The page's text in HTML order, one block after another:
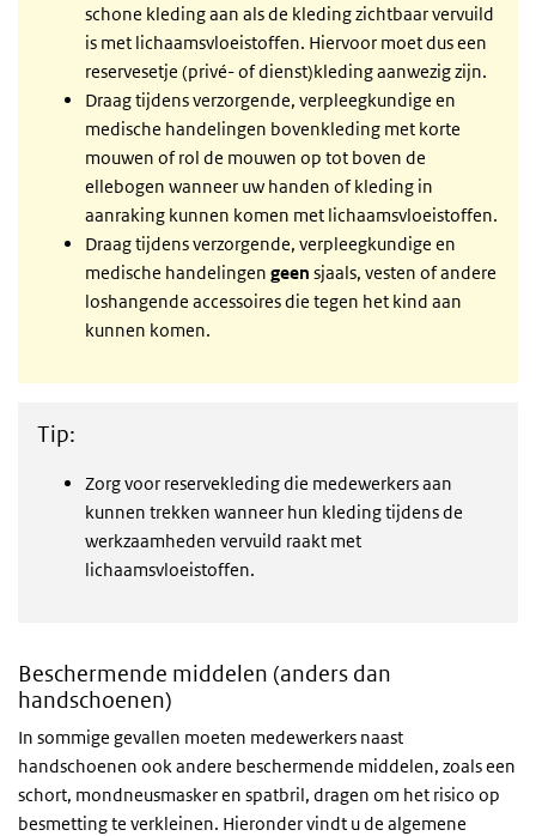
schone kleding aan als de kleding zichtbaar vervuild
is met lichaamsvloeistoffen. Hiervoor moet dus een
reservesetje (privé- of dienst)kleding aanwezig zijn.
Draag tijdens verzorgende, verpleegkundige en
medische handelingen bovenkleding met korte
mouwen of rol de mouwen op tot boven de
ellebogen wanneer uw handen of kleding in
aanraking kunnen komen met lichaamsvloeistoffen.
Draag tijdens verzorgende, verpleegkundige en
medische handelingen geen sjaals, vesten of andere
loshangende accessoires die tegen het kind aan
kunnen komen.
Tip:
Zorg voor reservekleding die medewerkers aan
kunnen trekken wanneer hun kleding tijdens de
werkzaamheden vervuild raakt met
lichaamsvloeistoffen.
Beschermende middelen (anders dan
handschoenen)
In sommige gevallen moeten medewerkers naast
handschoenen ook andere beschermende middelen, zoals een
schort, mondneusmasker en spatbril, dragen om het risico op
besmetting te verkleinen. Hieronder vindt u de algemene